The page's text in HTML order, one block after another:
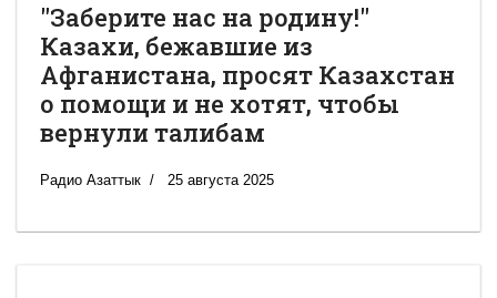
"Заберите нас на родину!"
Казахи, бежавшие из
Афганистана, просят Казахстан
о помощи и не хотят, чтобы
вернули талибам
Радио Азаттык 25 августа 2025